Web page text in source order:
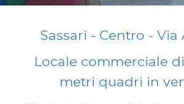
Sassari - Centro -
Locale commerciale
metri quadri in